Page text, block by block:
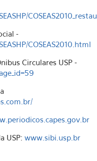
-
COSEAS2010.html
Circulares USP -
USP: www.sibi.usp.br